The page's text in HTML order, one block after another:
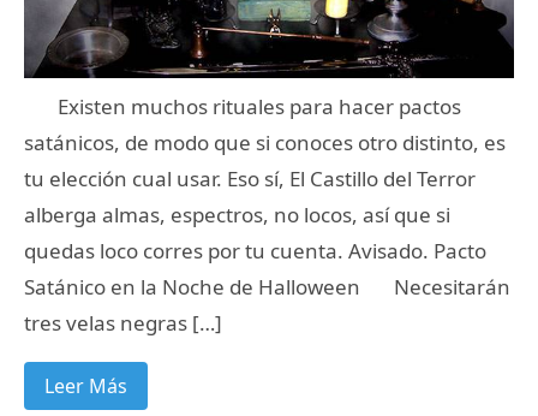
Existen muchos rituales para hacer pactos
satánicos, de modo que si conoces otro distinto, es
tu elección cual usar. Eso sí, El Castillo del Terror
alberga almas, espectros, no locos, así que si
quedas loco corres por tu cuenta. Avisado. Pacto
Satánico en la Noche de Halloween Necesitarán
tres velas negras […]
Leer Más